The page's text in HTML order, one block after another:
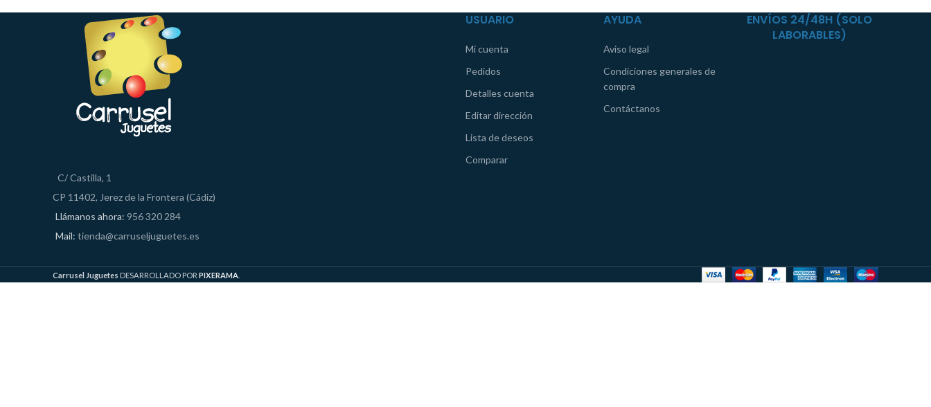
C/ Castilla, 1
CP 11402, Jerez de la Frontera (Cádiz)
Llámanos ahora: 956 320 284
Mail: tienda@carruseljuguetes.es
USUARIO
Mi cuenta
Pedidos
Detalles cuenta
Editar dirección
Lista de deseos
Comparar
AYUDA
Aviso legal
Condiciones generales de
compra
Contáctanos
ENVÍOS 24/48H (SOLO
LABORABLES)
Carrusel Juguetes DESARROLLADO POR PIXERAMA